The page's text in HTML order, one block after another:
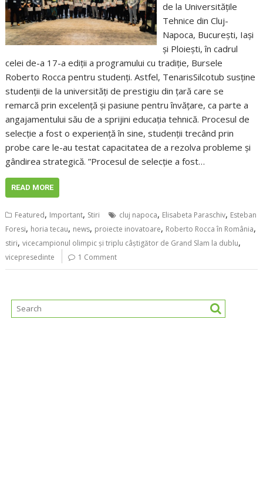
de la Universitățile
Tehnice din Cluj-
Napoca, București, Iași
și Ploiești, în cadrul
celei de-a 17-a ediții a programului cu tradiție, Bursele
Roberto Rocca pentru studenți. Astfel, TenarisSilcotub susține
studenții de la universități de prestigiu din țară care se
remarcă prin excelență și pasiune pentru învățare, ca parte a
angajamentului său de a sprijini educația tehnică. Procesul de
selecție a fost o experiență în sine, studenții trecând prin
probe care le-au testat capacitatea de a rezolva probleme și
gândirea strategică. ”Procesul de selecție a fost…
READ MORE
Featured, Important, Stiri cluj napoca, Elisabeta Paraschiv, Esteban
Foresi, horia tecau, news, proiecte inovatoare, Roberto Rocca în România,
stiri,vicecampionul olimpic şi triplu câştigător de Grand Slam la dublu,
vicepresedinte 1 Comment